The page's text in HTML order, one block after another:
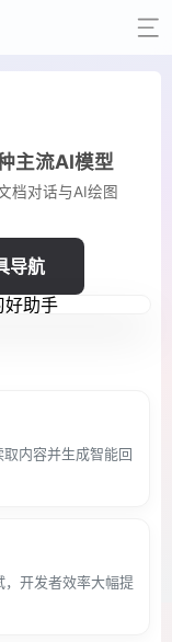
主流AI模型
档对话与AI绘图
导航
内容并生成智能回
开发者效率大幅提